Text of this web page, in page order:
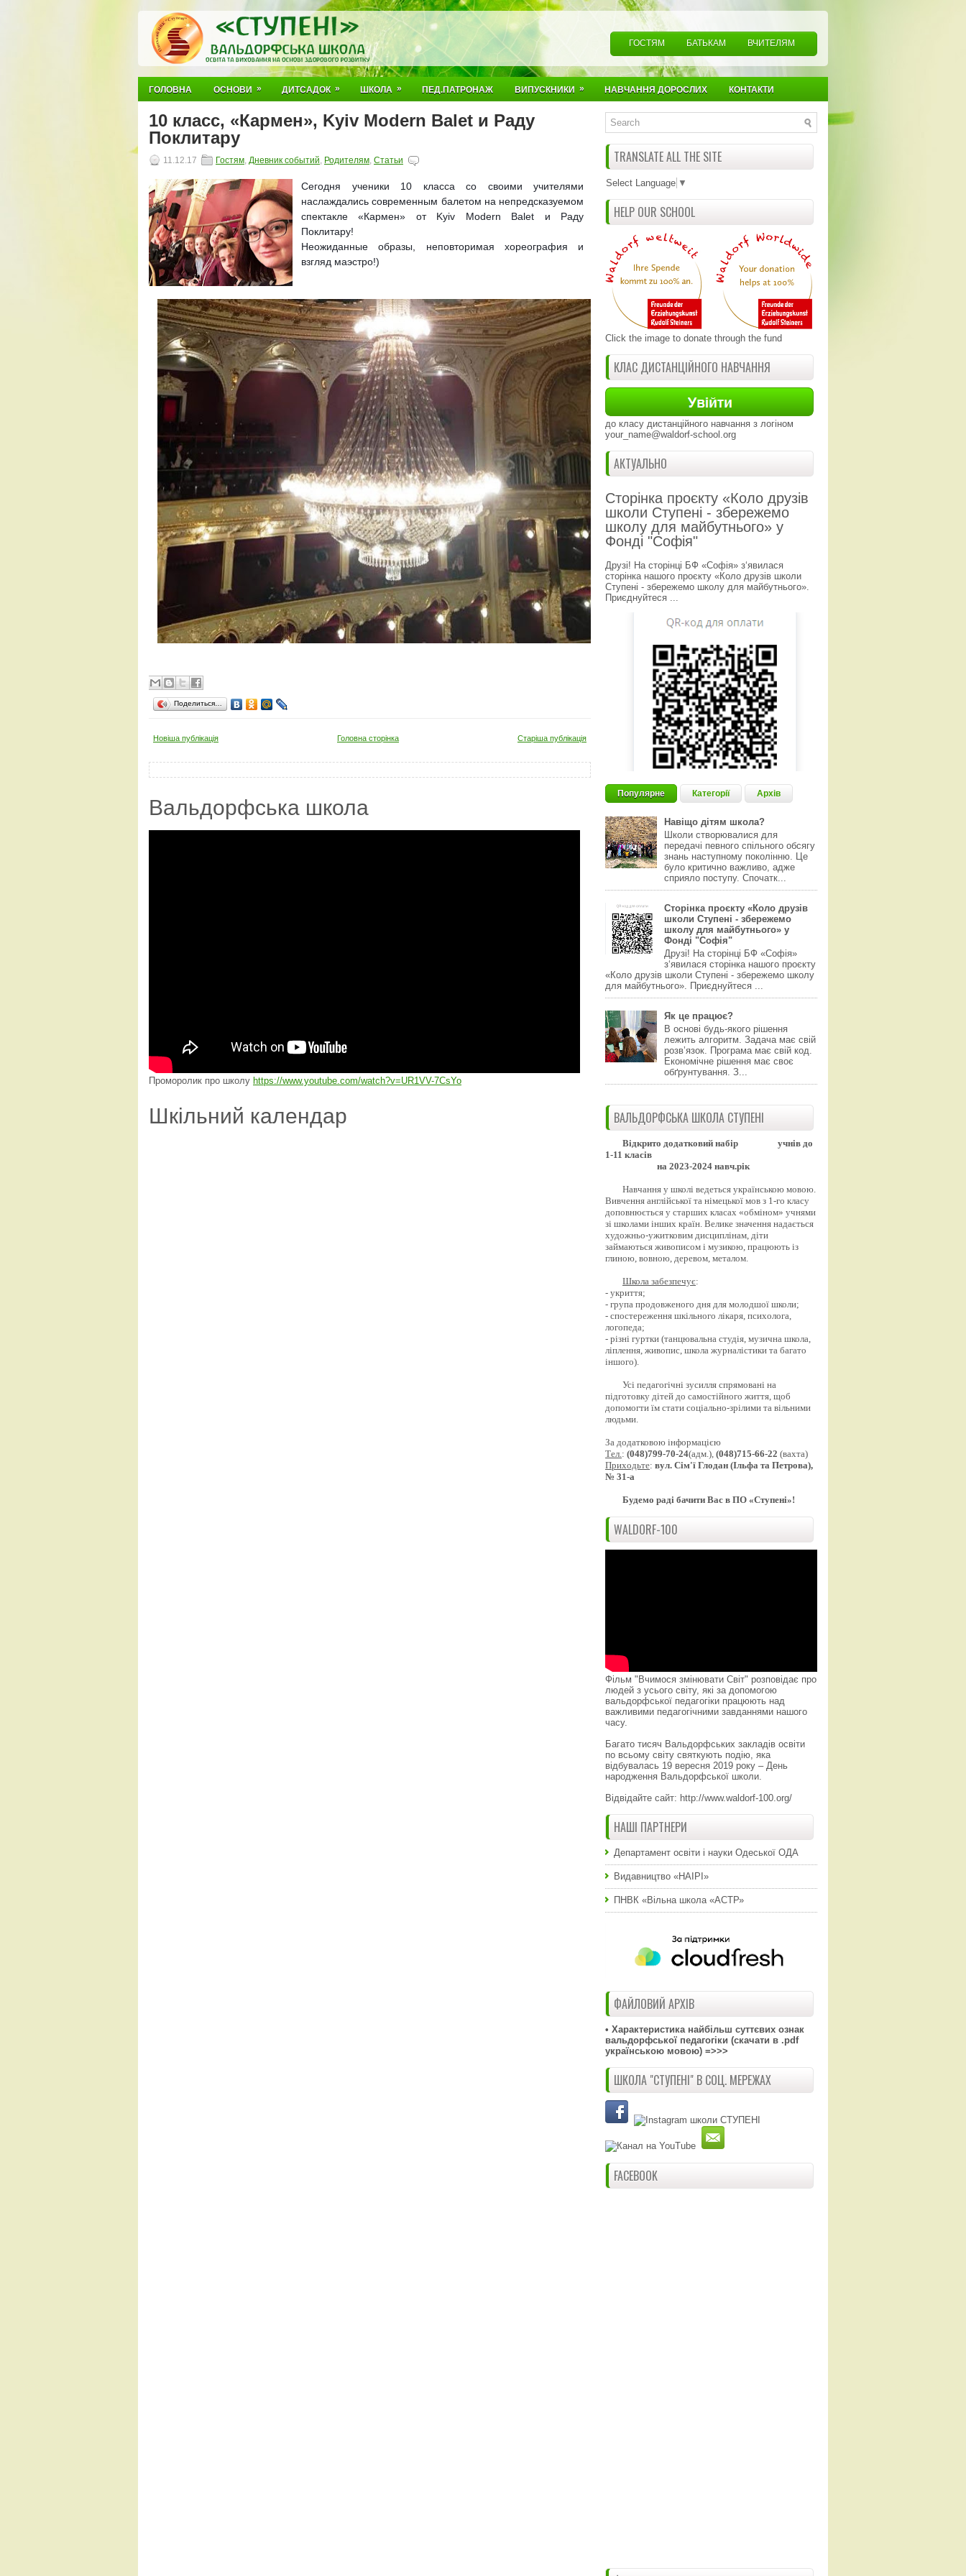
ГОСТЯМ БАТЬКАМ ВЧИТЕЛЯМ
ГОЛОВНА ОСНОВИ » ДИТСАДОК » ШКОЛА » ПЕД.ПАТРОНАЖ ВИПУСКНИКИ » НАВЧАННЯ ДОРОСЛИХ КОНТАКТИ
10 класс, «Кармен», Kyiv Modern Balet и Раду
Поклитару
11.12.17 Гостям, Дневник событий, Родителям, Статьи
Сегодня ученики 10 класса со своими учителями
наслаждались современным балетом на непредсказуемом
спектакле «Кармен» от Kyiv Modern Balet и Раду
Поклитару!
Неожиданные образы, неповторимая хореография и
взгляд маэстро!)
Поделиться…
Новіша публікація Старіша публікація
Головна сторінка
Вальдорфська школа
Проморолик про школу https://www.youtube.com/watch?v=UR1VV-7CsYo
Шкільний календар
TRANSLATE ALL THE SITE
Select Language ▼
HELP OUR SCHOOL
Click the image to donate through the fund
КЛАС ДИСТАНЦІЙНОГО НАВЧАННЯ
до класу дистанційного навчання з логіном
your_name@waldorf-school.org
АКТУАЛЬНО
Сторінка проєкту «Коло друзів
школи Ступені - збережемо
школу для майбутнього» у
Фонді "Софія"
Друзі! На сторінці БФ «Софія» з‘явилася
сторінка нашого проєкту «Коло друзів школи
Ступені - збережемо школу для майбутнього».
Приєднуйтеся ...
Популярне Категорії Архів
Навіщо дітям школа?
Школи створювалися для
передачі певного спільного обсягу
знань наступному поколінню. Це
було критично важливо, адже
сприяло поступу. Спочатк...
Сторінка проєкту «Коло друзів
школи Ступені - збережемо
школу для майбутнього» у
Фонді "Софія"
Друзі! На сторінці БФ «Софія»
з‘явилася сторінка нашого проєкту
«Коло друзів школи Ступені - збережемо школу
для майбутнього». Приєднуйтеся ...
Як це працює?
В основі будь-якого рішення
лежить алгоритм. Задача має свій
розвʼязок. Програма має свій код.
Економічне рішення має своє
обґрунтування. З...
ВАЛЬДОРФСЬКА ШКОЛА СТУПЕНІ
Відкрито додатковий набір
учнів до
1-11 класів
на 2023-2024 навч.рік
Навчання у школі ведеться українською мовою.
Вивчення англійської та німецької мов з 1-го класу
доповнюється у старших класах «обміном» учнями
зі школами інших країн. Велике значення надається
художньо-ужитковим дисциплінам, діти
займаються живописом і музикою, працюють із
глиною, вовною, деревом, металом.
Школа забезпечує:
- укриття;
- група продовженого дня для молодшої школи;
- спостереження шкільного лікаря, психолога,
логопеда;
- різні гуртки (танцювальна студія, музична школа,
ліплення, живопис, школа журналістики та багато
іншого).
Усі педагогічні зусилля спрямовані на
підготовку дітей до самостійного життя, щоб
допомогти їм стати соціально-зрілими та вільними
людьми.
За додатковою інформацією
Тел. : (048)799-70-24(адм.), (048)715-66-22 (вахта)
Приходьте: вул. Сім'ї Глодан (Ільфа та Петрова),
№ 31-а
Будемо раді бачити Вас в ПО «Ступені»!
WALDORF-100
Фільм "Вчимося змінювати Світ" розповідає про
людей з усього світу, які за допомогою
вальдорфської педагогіки працюють над
важливими педагогічними завданнями нашого
часу.
Багато тисяч Вальдорфських закладів освіти
по всьому світу святкують подію, яка
відбувалась 19 вересня 2019 року – День
народження Вальдорфської школи.
Відвідайте сайт: http://www.waldorf-100.org/
НАШІ ПАРТНЕРИ
Департамент освіти і науки Одеської ОДА
Видавництво «НАІРІ»
ПНВК «Вільна школа «АСТР»
ФАЙЛОВИЙ АРХІВ
• Характеристика найбільш суттєвих ознак
вальдорфської педагогіки (скачати в .pdf
українською мовою) =>>>
ШКОЛА "СТУПЕНІ" В СОЦ. МЕРЕЖАХ
FACEBOOK